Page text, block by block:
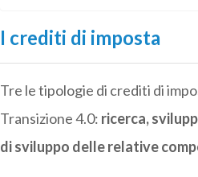
I crediti di imposta
Tre le tipologie di crediti di
Transizione 4.0: ricerca,
di sviluppo delle relative